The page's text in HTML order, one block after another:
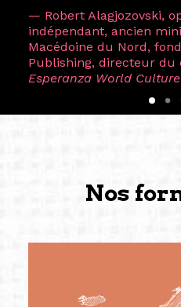
— Robert Alagjozovski,
indépendant, ancien
Macédoine du Nord,
Publishing, directeur du
Esperanza World
Nos